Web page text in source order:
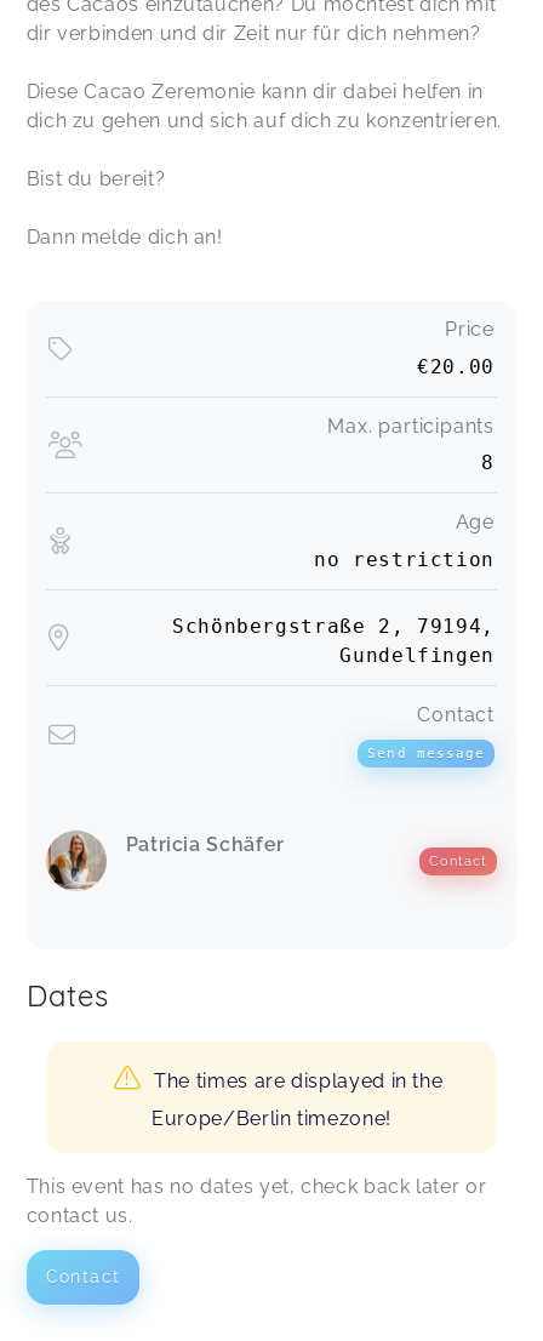
des Cacaos einzutauchen? Du möchtest dich mit
dir verbinden und dir Zeit nur für dich nehmen?
Diese Cacao Zeremonie kann dir dabei helfen in
dich zu gehen und sich auf dich zu konzentrieren.
Bist du bereit?
Dann melde dich an!
Price
€20.00
Max. participants
8
Age
no restriction
Schönbergstraße 2, 79194,
Gundelfingen
Contact
Send message
Patricia Schäfer
Contact
Dates
The times are displayed in the
Europe/Berlin timezone!
This event has no dates yet, check back later or
contact us.
Contact